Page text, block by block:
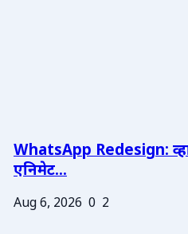
WhatsApp Redesign:
एनिमेट...
Aug 6, 2026 0 2